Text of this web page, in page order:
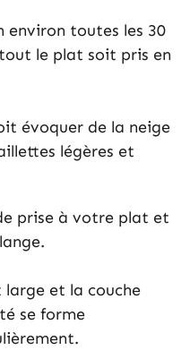
environ toutes les 30
le plat soit pris en
évoquer de la neige
légères et
prise à votre plat et
large et la couche
se forme